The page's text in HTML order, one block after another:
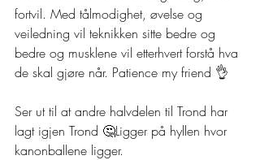
fortvil. Med tålmodighet, øvelse og
veiledning vil teknikken sitte bedre og
bedre og musklene vil etterhvert forstå hva
de skal gjøre når. Patience my friend 👌
Ser ut til at andre halvdelen til Trond har
lagt igjen Trond 🤔Ligger på hyllen hvor
kanonballene ligger.